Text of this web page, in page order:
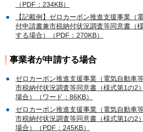
（PDF：234KB）
【記載例】ゼロカーボン推進支援事業（
付申請書兼市税納付状況調査等同意書（
する場合）（PDF：270KB）
事業者が申請する場合
ゼロカーボン推進支援事業（電気自動車
市税納付状況調査等同意書（様式第1の2
場合）（ワード：86KB）
ゼロカーボン推進支援事業（電気自動車
市税納付状況調査等同意書（様式第1の2
場合）（PDF：245KB）